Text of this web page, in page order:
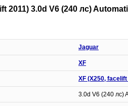
2011) 3.0d V6 (240 лс)
Jaguar
XF
XF (X250, facelift
3.0d V6 (240 лс)